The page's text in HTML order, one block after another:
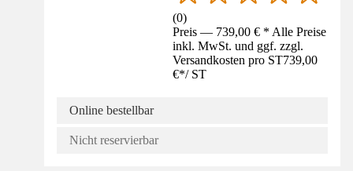
(0)
Preis — 739,00 € * Alle Preise
inkl. MwSt. und ggf. zzgl.
Versandkosten pro ST739,00
€*/ ST
Online bestellbar
Nicht reservierbar